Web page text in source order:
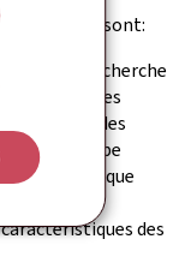
sont:
de recherche
et les
des
L'équipe
tels que
de la
des